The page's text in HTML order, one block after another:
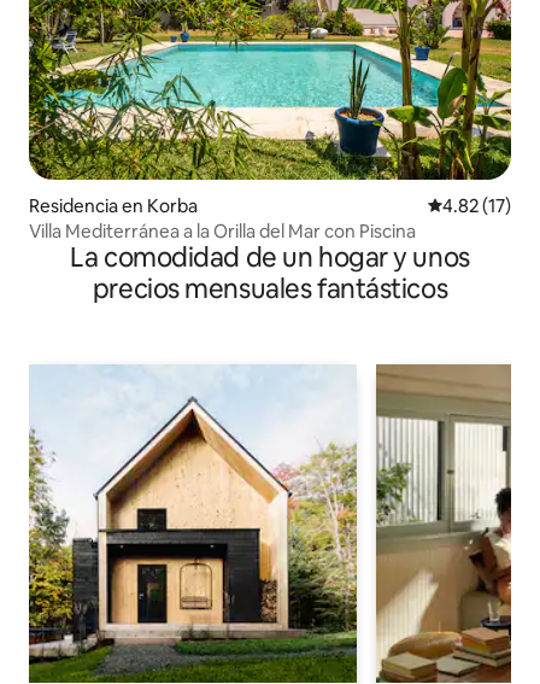
Residencia en Korba Calificación
4.82 (17)
Villa Mediterránea a la Orilla del Mar con Piscina
La comodidad de un hogar y unos
precios mensuales fantásticos